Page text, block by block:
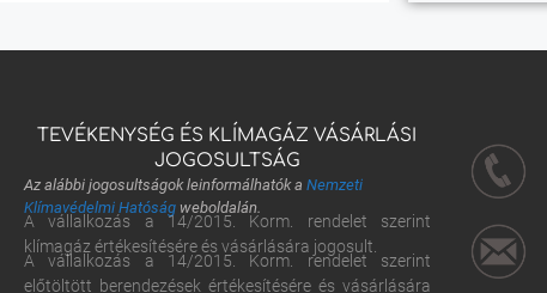
TEVÉKENYSÉG ÉS KLÍMAGÁZ VÁSÁRLÁSI
JOGOSULTSÁG
Az alábbi jogosultságok leinformálhatók a Nemzeti
Klímavédelmi Hatóság weboldalán.
A vállalkozás a 14/2015. Korm. rendelet szerint
klímagáz értékesítésére és vásárlására jogosult.
A vállalkozás a 14/2015. Korm. rendelet szerint
előtöltött berendezések értékesítésére és vásárlására